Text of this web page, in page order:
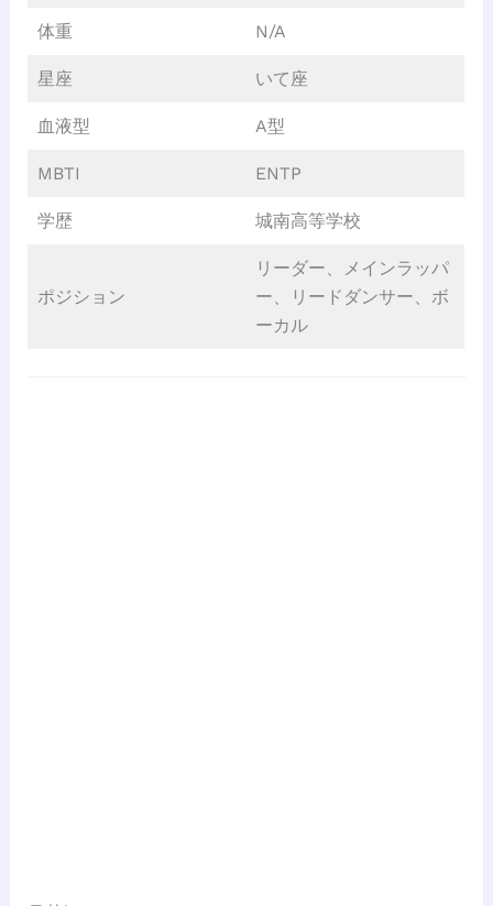
体重 N/A
星座 いて座
血液型 A型
MBTI ENTP
学歴 城南高等学校
ポジション
リーダー、メインラッパ
ー、リードダンサー、ボ
ーカル